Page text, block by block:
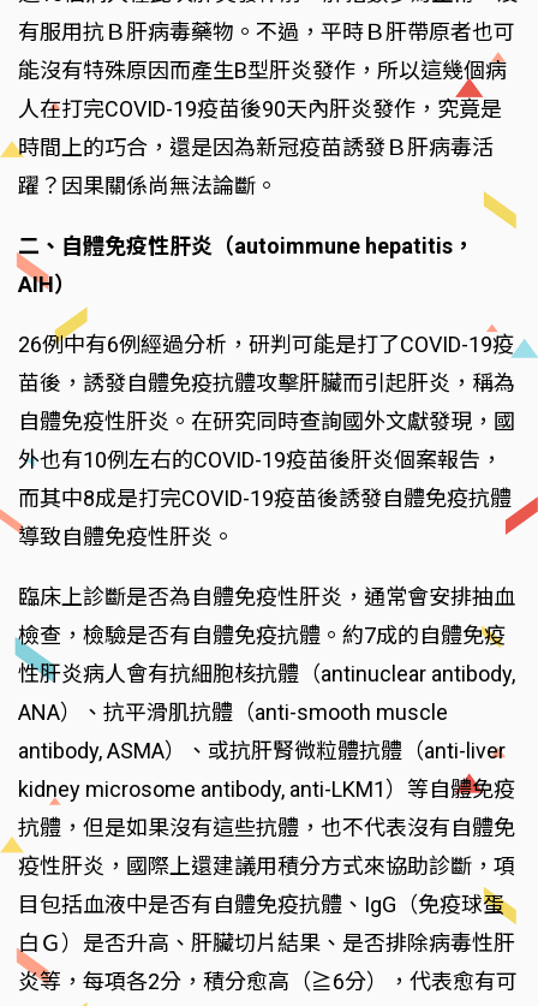
有服用抗Ｂ肝病毒藥物。不過，平時Ｂ肝帶原者也可
能沒有特殊原因而產生B型肝炎發作，所以這幾個病
人在打完COVID-19疫苗後90天內肝炎發作，究竟是
時間上的巧合，還是因為新冠疫苗誘發Ｂ肝病毒活
躍？因果關係尚無法論斷。
二、自體免疫性肝炎（autoimmune hepatitis，
AIH）
26例中有6例經過分析，研判可能是打了COVID-19疫
苗後，誘發自體免疫抗體攻擊肝臟而引起肝炎，稱為
自體免疫性肝炎。在研究同時查詢國外文獻發現，國
外也有10例左右的COVID-19疫苗後肝炎個案報告，
而其中8成是打完COVID-19疫苗後誘發自體免疫抗體
導致自體免疫性肝炎。
臨床上診斷是否為自體免疫性肝炎，通常會安排抽血
檢查，檢驗是否有自體免疫抗體。約7成的自體免疫
性肝炎病人會有抗細胞核抗體（antinuclear antibody,
ANA）、抗平滑肌抗體（anti-smooth muscle
antibody, ASMA）、或抗肝腎微粒體抗體（anti-liver
kidney microsome antibody, anti-LKM1）等自體免疫
抗體，但是如果沒有這些抗體，也不代表沒有自體免
疫性肝炎，國際上還建議用積分方式來協助診斷，項
目包括血液中是否有自體免疫抗體、IgG（免疫球蛋
白Ｇ）是否升高、肝臟切片結果、是否排除病毒性肝
炎等，每項各2分，積分愈高（≧6分），代表愈有可